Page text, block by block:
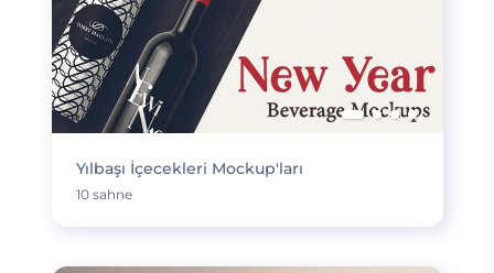
Yılbaşı İçecekleri Mockup'ları
10 sahne